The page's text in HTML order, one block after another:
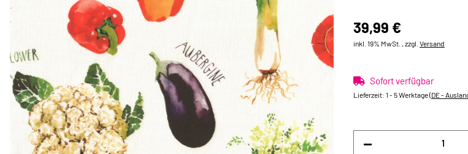
39,99 €
inkl. 19% MwSt. , zzgl. Versand
Sofort verfügbar
Lieferzeit: 1 - 5 Werktage(DE -